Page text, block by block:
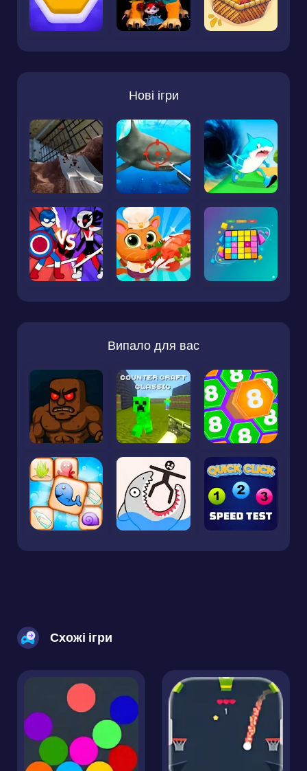
Нові ігри
Випало для вас
Схожі ігри